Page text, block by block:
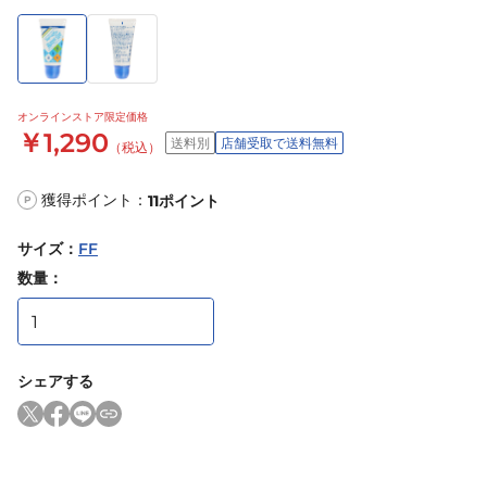
オンラインストア限定価格
￥1,290 （税込） 送料別 店舗受取で送料無料
P 獲得ポイント： 11ポイント
サイズ： FF
数量：
シェアする